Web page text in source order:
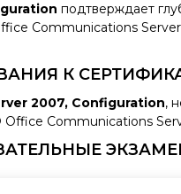
подтверждает
Communications
К
2007, Configuration,
Communications